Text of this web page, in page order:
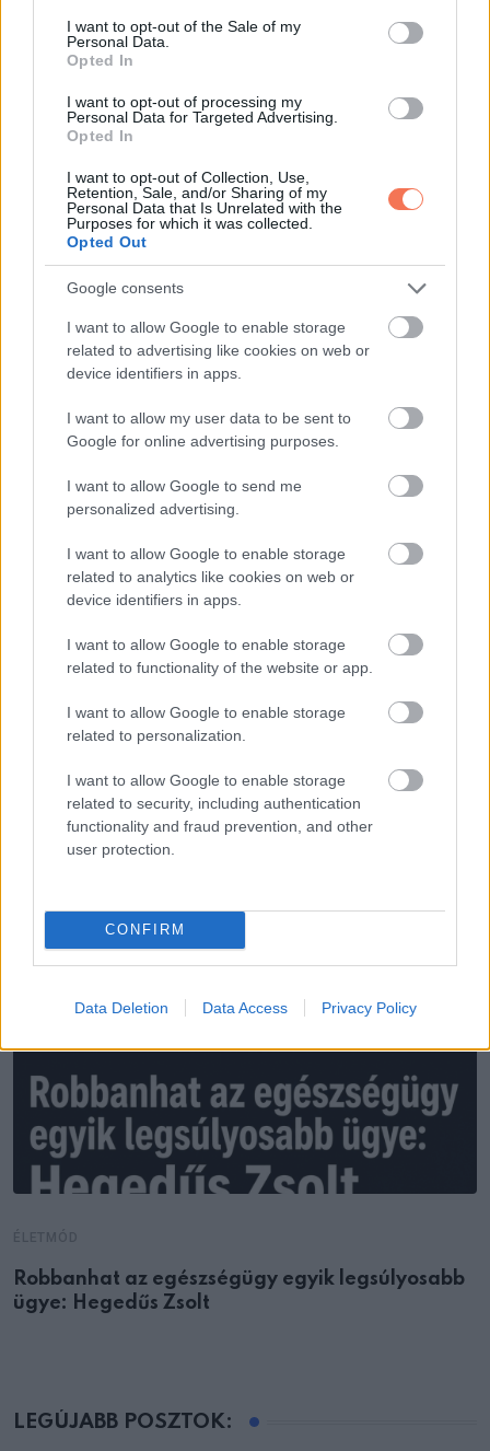
consent section.
I want to opt-out of the Sale of my
Personal Data.
Opted In
I want to opt-out of processing my
Personal Data for Targeted Advertising.
Opted In
I want to opt-out of Collection, Use,
Retention, Sale, and/or Sharing of my
Personal Data that Is Unrelated with the
Purposes for which it was collected.
Opted Out
Google consents
I want to allow Google to enable storage
related to advertising like cookies on web or
device identifiers in apps.
I want to allow my user data to be sent to
Google for online advertising purposes.
I want to allow Google to send me
personalized advertising.
I want to allow Google to enable storage
related to analytics like cookies on web or
device identifiers in apps.
I want to allow Google to enable storage
related to functionality of the website or app.
I want to allow Google to enable storage
related to personalization.
I want to allow Google to enable storage
related to security, including authentication
functionality and fraud prevention, and other
user protection.
CONFIRM
Data Deletion Data Access Privacy Policy
Néha a csendes, mindennapi szokások adják a legtöbbet.
Oszd meg ezt a posztot:
WhatsappRedditShare
ELŐZŐ POSZT
tartottam meg a méltóságom
mindenki, minden jegy élete megváltozik
Robbanhat az egészségügy egyik legsúlyosabb
ügye: Hegedűs Zsolt
LEGÚJABB POSZTOK: